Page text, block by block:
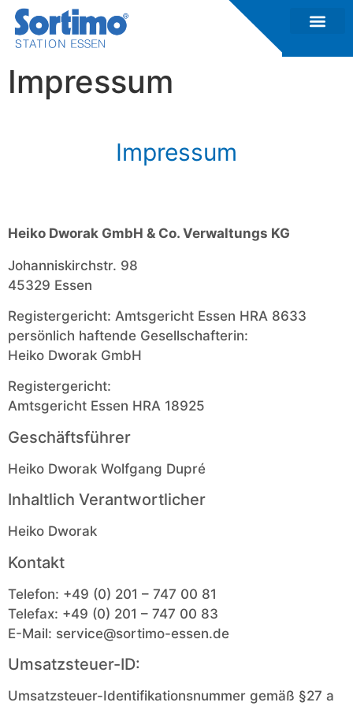
Impressum
Impressum
Heiko Dworak GmbH & Co. Verwaltungs KG
Johanniskirchstr. 98
45329 Essen
Registergericht: Amtsgericht Essen HRA 8633
persönlich haftende Gesellschafterin:
Heiko Dworak GmbH
Registergericht:
Amtsgericht Essen HRA 18925
Geschäftsführer
Heiko Dworak Wolfgang Dupré
Inhaltlich Verantwortlicher
Heiko Dworak
Kontakt
Telefon: +49 (0) 201 – 747 00 81
Telefax: +49 (0) 201 – 747 00 83
E-Mail: service@sortimo-essen.de
Umsatzsteuer-ID:
Umsatzsteuer-Identifikationsnummer gemäß §27 a